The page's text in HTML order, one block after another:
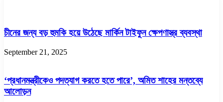
চীনের জন্য বড় হুমকি হয়ে উঠেছে মার্কিন টাইফুন ক্ষেপণাস্ত্র ব্যবস্থা
September 21, 2025
‘প্রধানমন্ত্রীকেও পদত্যাগ করতে হতে পারে’, অমিত শাহের মন্তব্যে
আলোড়ন